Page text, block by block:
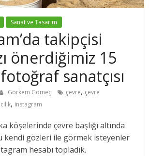
Sanat ve Tasarım
takipçisi
önerdiğimiz 15
sanatçısı
Görkem Gömeç çevre, çevre
, instagram
köşelerinde çevre başlığı altında
kendi gözleri ile görmek isteyenler
hesabı topladık.